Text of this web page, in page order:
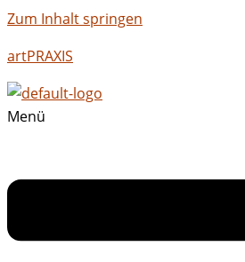
Zum Inhalt springen
artPRAXIS
Menü